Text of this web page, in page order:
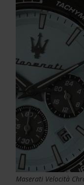
Maserati Velocità